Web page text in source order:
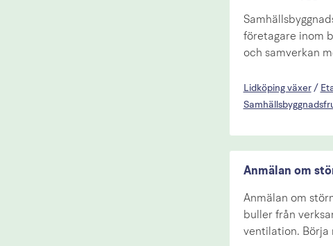
företagare inom
och samverkan
Lidköping växer/
Anmälan om
Anmälan om
buller från
ventilation. Börja